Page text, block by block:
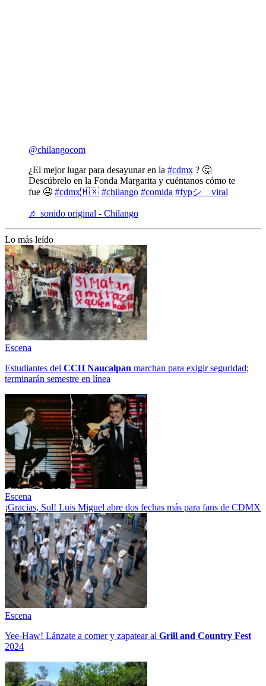
@chilangocom
¿El mejor lugar para desayunar en la #cdmx ? 🤔
Descúbrelo en la Fonda Margarita y cuéntanos cómo te
fue 🤤 #cdmx🇲🇽 #chilango #comida #fypシ゚viral
♬ sonido original - Chilango
Lo más leído
Escena
Estudiantes del CCH Naucalpan marchan para exigir seguridad;
terminarán semestre en línea
Escena
¡Gracias, Sol! Luis Miguel abre dos fechas más para fans de CDMX
Escena
Yee-Haw! Lánzate a comer y zapatear al Grill and Country Fest
2024